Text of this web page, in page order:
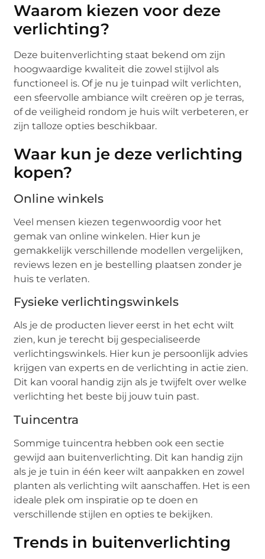
Waarom kiezen voor deze
verlichting?
Deze buitenverlichting staat bekend om zijn
hoogwaardige kwaliteit die zowel stijlvol als
functioneel is. Of je nu je tuinpad wilt verlichten,
een sfeervolle ambiance wilt creëren op je terras,
of de veiligheid rondom je huis wilt verbeteren, er
zijn talloze opties beschikbaar.
Waar kun je deze verlichting
kopen?
Online winkels
Veel mensen kiezen tegenwoordig voor het
gemak van online winkelen. Hier kun je
gemakkelijk verschillende modellen vergelijken,
reviews lezen en je bestelling plaatsen zonder je
huis te verlaten.
Fysieke verlichtingswinkels
Als je de producten liever eerst in het echt wilt
zien, kun je terecht bij gespecialiseerde
verlichtingswinkels. Hier kun je persoonlijk advies
krijgen van experts en de verlichting in actie zien.
Dit kan vooral handig zijn als je twijfelt over welke
verlichting het beste bij jouw tuin past.
Tuincentra
Sommige tuincentra hebben ook een sectie
gewijd aan buitenverlichting. Dit kan handig zijn
als je je tuin in één keer wilt aanpakken en zowel
planten als verlichting wilt aanschaffen. Het is een
ideale plek om inspiratie op te doen en
verschillende stijlen en opties te bekijken.
Trends in buitenverlichting